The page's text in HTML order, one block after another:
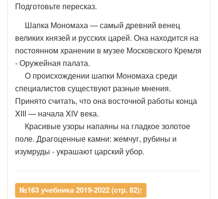
Подготовьте пересказ.
Шапка Мономаха — самый древний венец
великих князей и русских царей. Она находится на
постоянном хранении в музее Московского Кремля
- Оружейная палата.
О происхождении шапки Мономаха среди
специалистов существуют разные мнения.
Принято считать, что она восточной работы конца
XIII — начала XIV века.
Красивые узоры напаяны на гладкое золотое
поле. Драгоценные камни: жемчуг, рубины и
изумруды - украшают царский убор.
№163 учебника 2019-2022 (стр. 82):